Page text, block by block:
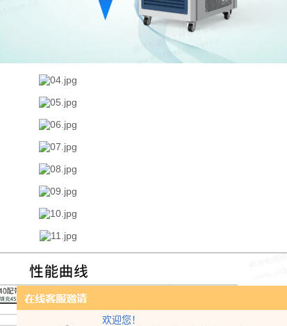
欢迎您！